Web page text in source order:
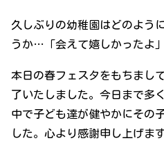
久しぶりの幼稚園はどのよう
うか…「会えて嬉しかったよ」
本日の春フェスタをもちまし
了いたしました。今日まで多
中で子ども達が健やかにその
した。心より感謝申し上げま